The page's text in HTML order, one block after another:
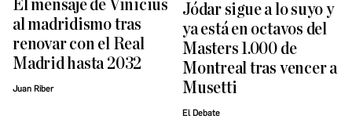
El mensaje de Vinicius
al madridismo tras
renovar con el Real
Madrid hasta 2032
Juan Riber
Jódar sigue a lo suyo y
ya está en octavos del
Masters 1.000 de
Montreal tras vencer a
Musetti
El Debate